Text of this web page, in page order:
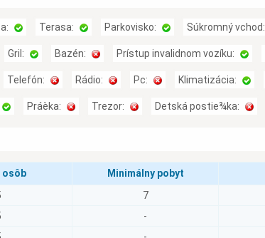
Terasa: Parkovisko: Súkromný vchod:
Gril: Bazén: Prístup invalidnom vozíku:
Telefón: Rádio: Pc: Klimatizácia:
Práèka: Trezor: Detská postie¾ka:
osôb Minimálny pobyt
7
-